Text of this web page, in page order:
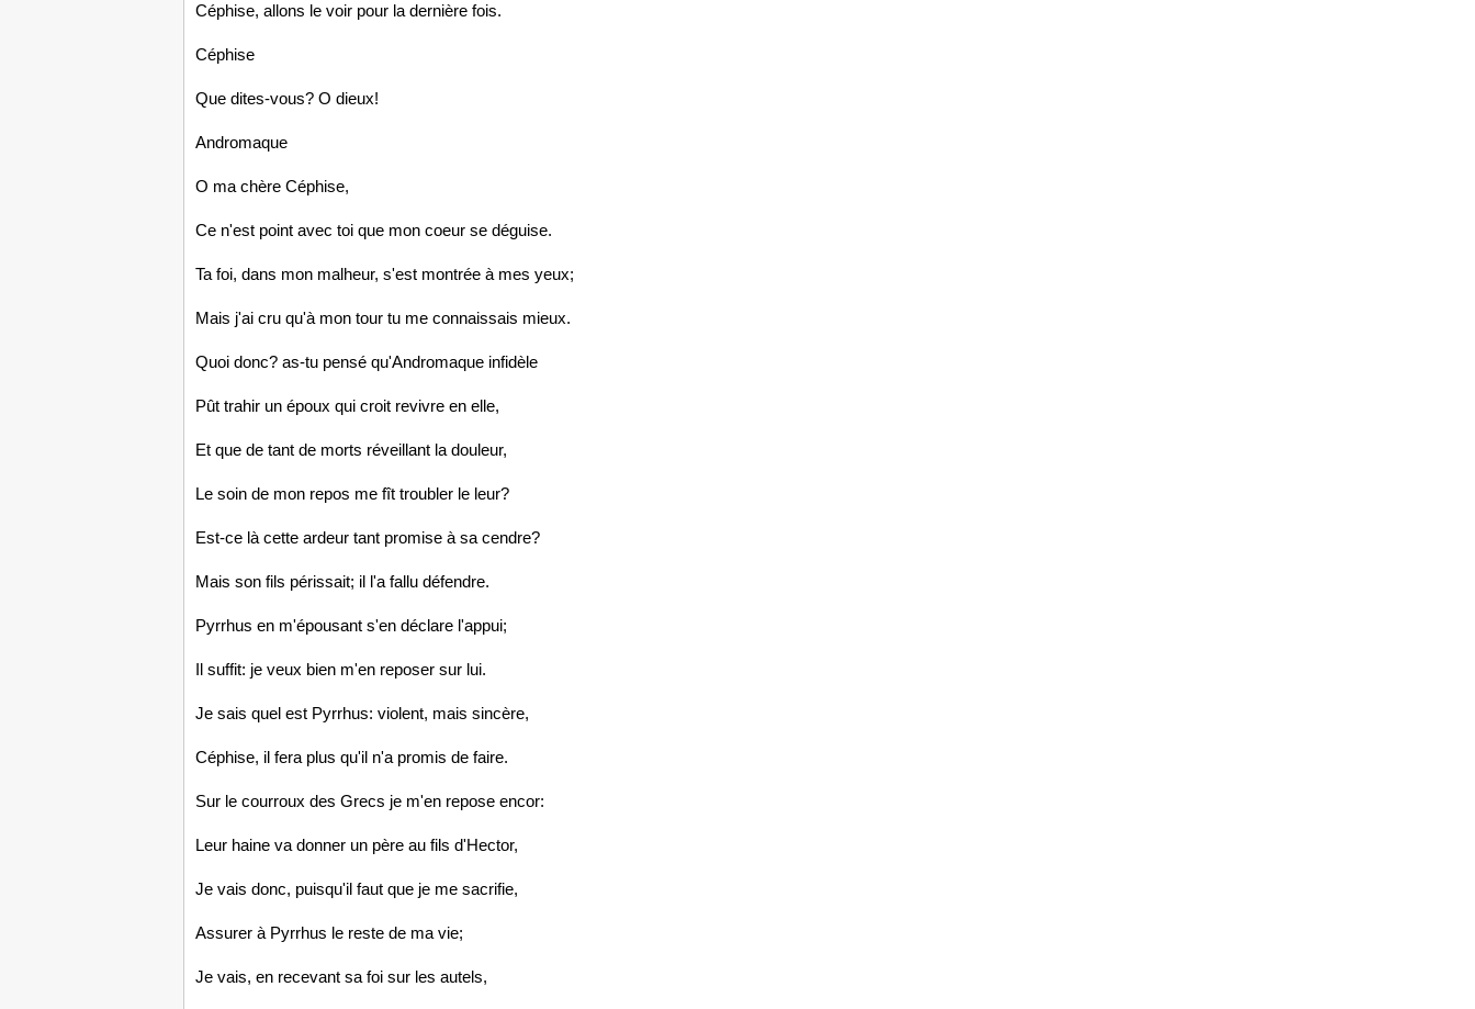
Céphise, allons le voir pour la dernière fois.
Céphise
Que dites-vous? O dieux!
Andromaque
O ma chère Céphise,
Ce n'est point avec toi que mon coeur se déguise.
Ta foi, dans mon malheur, s'est montrée à mes yeux;
Mais j'ai cru qu'à mon tour tu me connaissais mieux.
Quoi donc? as-tu pensé qu'Andromaque infidèle
Pût trahir un époux qui croit revivre en elle,
Et que de tant de morts réveillant la douleur,
Le soin de mon repos me fît troubler le leur?
Est-ce là cette ardeur tant promise à sa cendre?
Mais son fils périssait; il l'a fallu défendre.
Pyrrhus en m'épousant s'en déclare l'appui;
Il suffit: je veux bien m'en reposer sur lui.
Je sais quel est Pyrrhus: violent, mais sincère,
Céphise, il fera plus qu'il n'a promis de faire.
Sur le courroux des Grecs je m'en repose encor:
Leur haine va donner un père au fils d'Hector,
Je vais donc, puisqu'il faut que je me sacrifie,
Assurer à Pyrrhus le reste de ma vie;
Je vais, en recevant sa foi sur les autels,